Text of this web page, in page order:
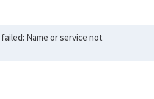
failed: Name or service not